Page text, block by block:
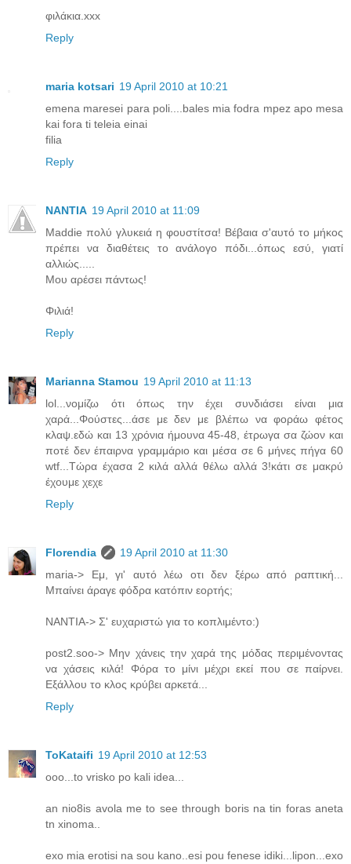
φιλάκια.xxx
Reply
maria kotsari 19 April 2010 at 10:21
emena maresei para poli....bales mia fodra mpez apo mesa
kai fora ti teleia einai
filia
Reply
NANTIA 19 April 2010 at 11:09
Maddie πολύ γλυκειά η φουστίτσα! Βέβαια σ'αυτό το μήκος
πρέπει να διαθέτεις το ανάλογο πόδι...όπως εσύ, γιατί
αλλιώς.....
Μου αρέσει πάντως!
Φιλιά!
Reply
Marianna Stamou 19 April 2010 at 11:13
lol...νομίζω ότι όπως την έχει συνδιάσει είναι μια
χαρά...Φούστες...άσε με δεν με βλέπω να φοράω φέτος
κλαψ.εδώ και 13 χρόνια ήμουνα 45-48, έτρωγα σα ζώον και
ποτέ δεν έπαιρνα γραμμάριο και μέσα σε 6 μήνες πήγα 60
wtf...Τώρα έχασα 2 κιλά αλλά θέλω αλλά 3!κάτι σε μακρύ
έχουμε χεχε
Reply
Florendia
19 April 2010 at 11:30
maria-> Εμ, γι' αυτό λέω οτι δεν ξέρω από ραπτική...
Μπαίνει άραγε φόδρα κατόπιν εορτής;
ΝΑΝΤΙΑ-> Σ' ευχαριστώ για το κοπλιμέντο:)
post2.soo-> Μην χάνεις την χαρά της μόδας περιμένοντας
να χάσεις κιλά! Φόρα το μίνι μέχρι εκεί που σε παίρνει.
Εξάλλου το κλος κρύβει αρκετά...
Reply
ToKataifi 19 April 2010 at 12:53
ooo...to vrisko po kali idea...
an nio8is avola me to see through boris na tin foras aneta
tn xinoma..
exo mia erotisi na sou kano..esi pou fenese idiki...lipon...exo